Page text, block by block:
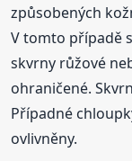
způsobených
V tomto případě
skvrny růžové
ohraničené.
Případné
ovlivněny.